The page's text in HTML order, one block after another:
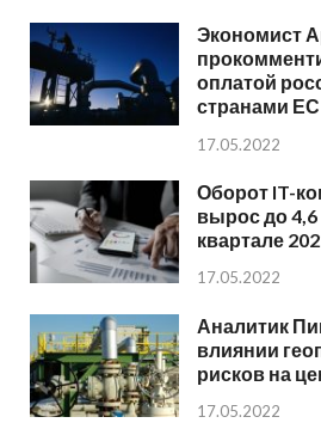
Экономист
оплатой
странами ЕС
17.05.2022
Оборот IT-
вырос до
квартале
17.05.2022
Аналитик
влиянии
рисков на
17.05.2022